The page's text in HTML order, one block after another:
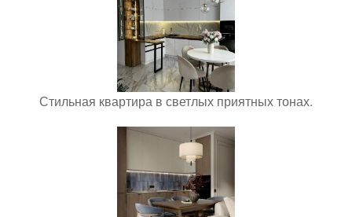
Стильная квартира в светлых приятных тонах.